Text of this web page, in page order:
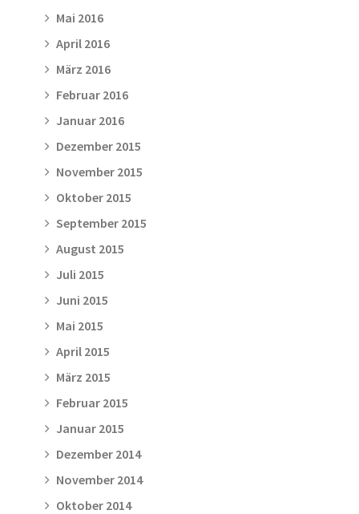
Mai 2016
April 2016
März 2016
Februar 2016
Januar 2016
Dezember 2015
November 2015
Oktober 2015
September 2015
August 2015
Juli 2015
Juni 2015
Mai 2015
April 2015
März 2015
Februar 2015
Januar 2015
Dezember 2014
November 2014
Oktober 2014